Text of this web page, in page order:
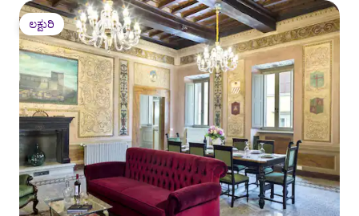
ಲಕ್ಷುರಿ
ಲಕ್ಷುರಿ